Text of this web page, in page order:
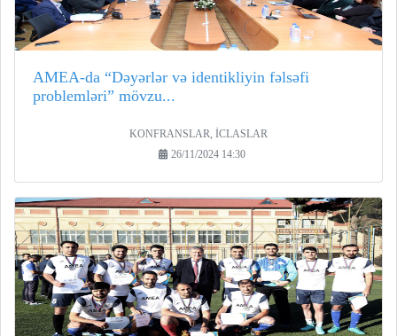
AMEA-da “Dəyərlər və identikliyin fəlsəfi
problemləri” mövzu...
KONFRANSLAR, İCLASLAR
26/11/2024 14:30